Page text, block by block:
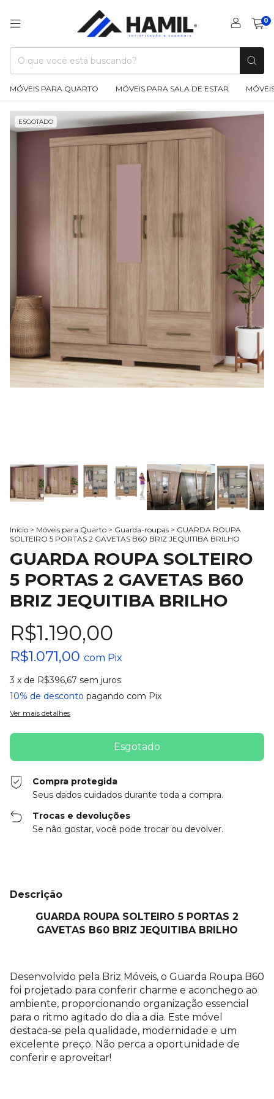
0
MÓVEIS PARA QUARTO MÓVEIS PARA SALA DE ESTAR
ESGOTADO
Início > Móveis para Quarto > Guarda-roupas > GUARDA ROUPA
SOLTEIRO 5 PORTAS 2 GAVETAS B60 BRIZ JEQUITIBA BRILHO
GUARDA ROUPA SOLTEIRO
5 PORTAS 2 GAVETAS B60
BRIZ JEQUITIBA BRILHO
R$1.190,00
R$1.071,00 com Pix
3 x de R$396,67 sem juros
10% de desconto pagando com Pix
Ver mais detalhes
Compra protegida
Seus dados cuidados durante toda a compra.
Trocas e devoluções
Se não gostar, você pode trocar ou devolver.
Descrição
GUARDA ROUPA SOLTEIRO 5 PORTAS 2
GAVETAS B60 BRIZ JEQUITIBA BRILHO
Desenvolvido pela Briz Móveis, o Guarda Roupa B60
foi projetado para conferir charme e aconchego ao
ambiente, proporcionando organização essencial
para o ritmo agitado do dia a dia. Este móvel
destaca-se pela qualidade, modernidade e um
excelente preço. Não perca a oportunidade de
conferir e aproveitar!